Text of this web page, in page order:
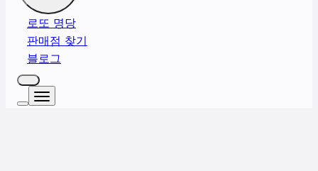
로또 명당
판매점 찾기
블로그